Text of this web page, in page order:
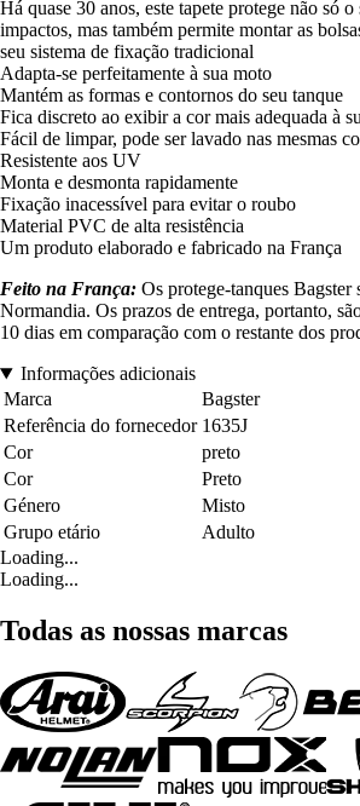
Há quase 30 anos, este tapete protege não só
impactos, mas também permite montar as
seu sistema de fixação tradicional
Adapta-se perfeitamente à sua moto
Mantém as formas e contornos do seu tanque
Fica discreto ao exibir a cor mais adequada à
Fácil de limpar, pode ser lavado nas mesmas
Resistente aos UV
Monta e desmonta rapidamente
Fixação inacessível para evitar o roubo
Material PVC de alta resistência
Um produto elaborado e fabricado na França
Feito na França: Os protege-tanques Bagster
Normandia. Os prazos de entrega, portanto,
10 dias em comparação com o restante dos
Informações adicionais
Marca
Bagster
Referência do fornecedor 1635J
Cor
preto
Cor
Preto
Género
Misto
Grupo etário
Adulto
Loading...
Loading...
Todas as nossas marcas